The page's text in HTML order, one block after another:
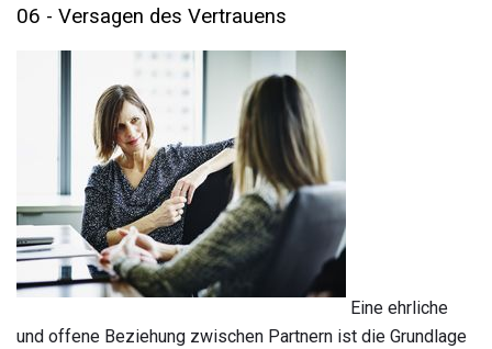
06 - Versagen des Vertrauens
Eine ehrliche
und offene Beziehung zwischen Partnern ist die Grundlage